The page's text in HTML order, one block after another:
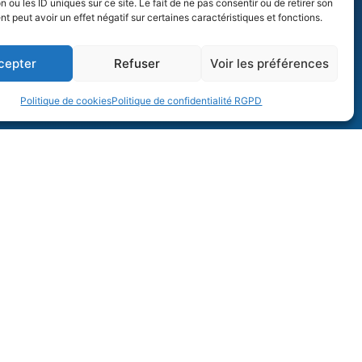
ou les ID uniques sur ce site. Le fait de ne pas consentir ou de retirer son
peut avoir un effet négatif sur certaines caractéristiques et fonctions.
Refuser Voir les préférences
Politique de cookiesPolitique de confidentialité RGPD
? Un projet ?